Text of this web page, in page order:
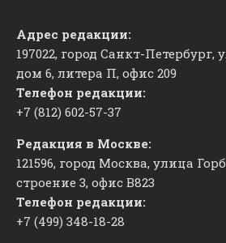
Адрес редакции:
197022, город Санкт-
дом 6, литера П, офис 209
Телефон редакции:
+7 (812) 602-57-37
Редакция в Москве:
121596, город Москва, улица
строение 3, офис ​В823
Телефон редакции:
+7 (499) 348-18-28